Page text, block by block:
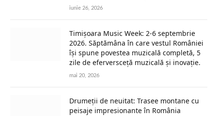
iunie 26, 2026
Timișoara Music Week: 2-6 septembrie
2026. Săptămâna în care vestul României
își spune povestea muzicală completă, 5
zile de eferversceță muzicală și inovație.
mai 20, 2026
Drumeții de neuitat: Trasee montane cu
peisaje impresionante în România